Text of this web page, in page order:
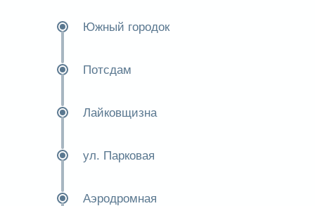
Южный городок
Потсдам
Лайковщизна
ул. Парковая
Аэродромная